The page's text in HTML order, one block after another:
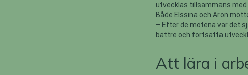
utvecklas tillsammans med
Både Elssina och Aron
– Efter de mötena var det
bättre och fortsätta
Att lära i